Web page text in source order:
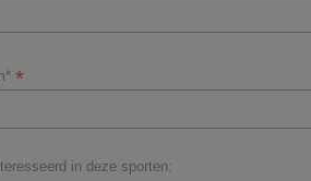
*
in deze sporten: